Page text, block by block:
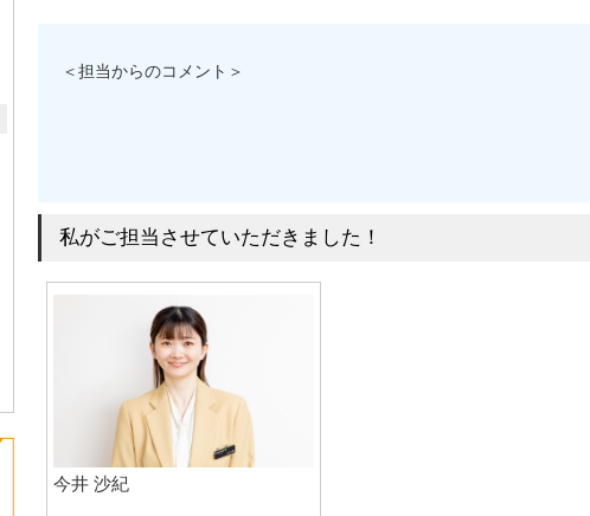
＜担当からのコメント＞
私がご担当させていただきました！
今井 沙紀